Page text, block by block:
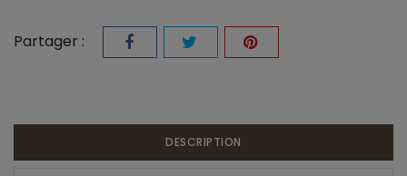
Partager :
DESCRIPTION